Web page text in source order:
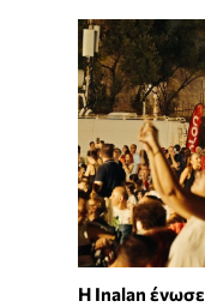
Η Inalan